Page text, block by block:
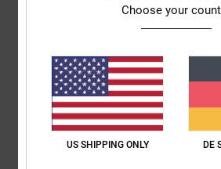
Bequem und in einer schönen Farbe
Original anzeigen - Français
Komfort: 5/5 Preis-Leistungs-Verhältnis
: 4/5
Ich empfehle dieses Produkt
Choose your
US SHIPPING ONLY DE